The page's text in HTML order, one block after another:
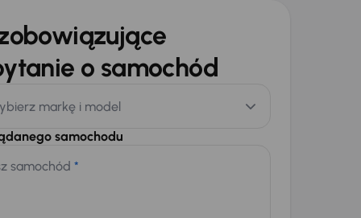
o samochód
markę i model
samochodu
samochód *